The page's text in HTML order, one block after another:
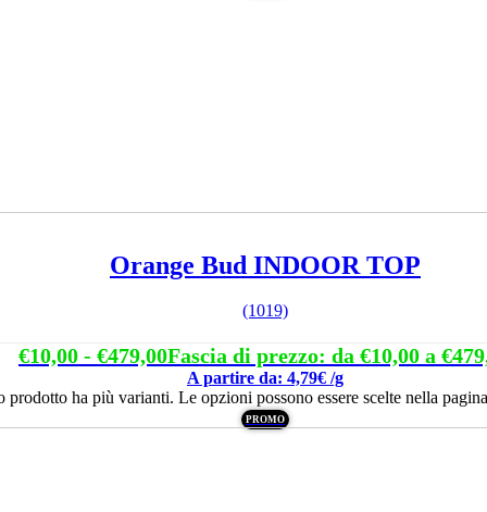
Orange Bud INDOOR TOP
(1019)
€10,00 - €479,00Fascia di prezzo: da €10,00 a
A partire da: 4,79€ /g
prodotto ha più varianti. Le opzioni possono essere scelte nella
PROMO